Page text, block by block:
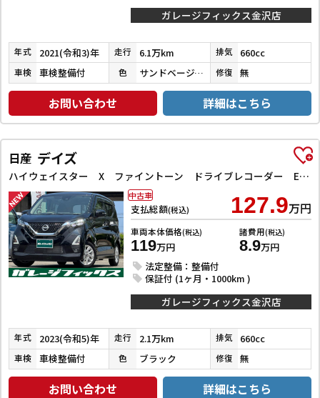
ガレージフィックス金沢店
年式 2021(令和3)年 走行 6.1万km 排気 660cc
車検 車検整備付 色 サンドベージュメタリック 修復 無
お問い合わせ 詳細はこちら
日産 デイズ
ハイウェイスター X ファイントーン ドライブレコーダー ETC 全周囲カメラ クリアランスソナー 衝突被害軽減システム オートライト LEDヘッドランプ スマートキー アイドリングストップ 電動格納ミラー ベンチシート CVT
支払総額(税込) 127.9万円
車両本体価格(税込)
119万円
諸費用(税込)
8.9万円
法定整備：整備付
保証付 (1ヶ月・1000km )
中古車
ガレージフィックス金沢店
年式 2023(令和5)年 走行 2.1万km 排気 660cc
車検 車検整備付 色 ブラック 修復 無
お問い合わせ 詳細はこちら